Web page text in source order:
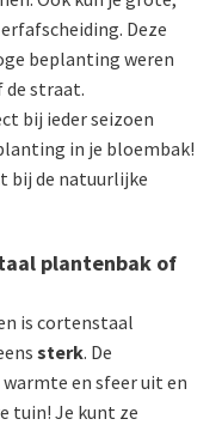
Deze
beplanting weren
de straat.
bij ieder seizoen
in je bloembak!
bij de natuurlijke
plantenbak of
is cortenstaal
sterk. De
en sfeer uit en
tuin! Je kunt ze